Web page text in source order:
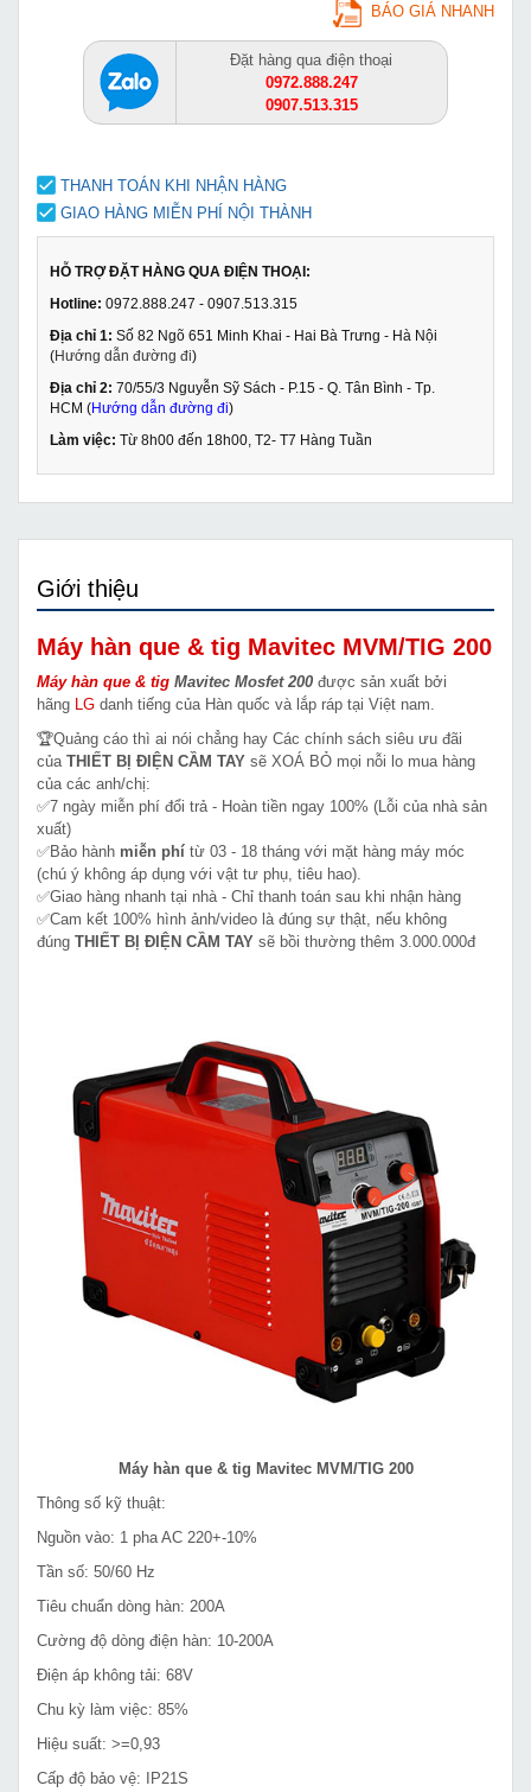
BÁO GIÁ NHANH
Đặt hàng qua điện thoại
0972.888.247
0907.513.315
THANH TOÁN KHI NHẬN HÀNG
GIAO HÀNG MIỄN PHÍ NỘI THÀNH
HỖ TRỢ ĐẶT HÀNG QUA ĐIỆN THOẠI:
Hotline: 0972.888.247 - 0907.513.315
Địa chỉ 1: Số 82 Ngõ 651 Minh Khai - Hai Bà Trưng - Hà Nội
(Hướng dẫn đường đi)
Địa chỉ 2: 70/55/3 Nguyễn Sỹ Sách - P.15 - Q. Tân Bình - Tp.
HCM (Hướng dẫn đường đi)
Làm việc: Từ 8h00 đến 18h00, T2- T7 Hàng Tuần
Giới thiệu
Máy hàn que & tig Mavitec MVM/TIG 200
Máy hàn que & tig Mavitec Mosfet 200 được sản xuất bởi
hãng
LG danh tiếng của Hàn quốc và lắp ráp tại Việt nam.
🏆Quảng cáo thì ai nói chẳng hay Các chính sách siêu ưu đãi
của THIẾT BỊ ĐIỆN CẦM TAY sẽ XOÁ BỎ mọi nỗi lo mua hàng
của các anh/chị:
✅7 ngày miễn phí đổi trả - Hoàn tiền ngay 100% (Lỗi của nhà sản
xuất)
✅Bảo hành miễn phí từ 03 - 18 tháng với mặt hàng máy móc
(chú ý không áp dụng với vật tư phụ, tiêu hao).
✅Giao hàng nhanh tại nhà - Chỉ thanh toán sau khi nhận hàng
✅Cam kết 100% hình ảnh/video là đúng sự thật, nếu không
đúng THIẾT BỊ ĐIỆN CẦM TAY sẽ bồi thường thêm 3.000.000đ
Máy hàn que & tig Mavitec MVM/TIG 200
Thông số kỹ thuật:
Nguồn vào: 1 pha AC 220+-10%
Tần số: 50/60 Hz
Tiêu chuẩn dòng hàn: 200A
Cường độ dòng điện hàn: 10-200A
Điện áp không tải: 68V
Chu kỳ làm việc: 85%
Hiệu suất: >=0,93
Cấp độ bảo vệ: IP21S